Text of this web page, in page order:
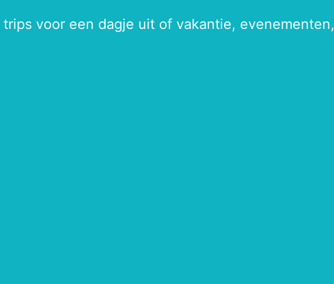
voor een dagje uit of vakantie, evenementen,